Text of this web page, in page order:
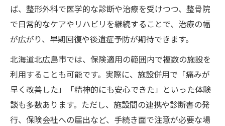
ば、整形外科で医学的な診断や治療を受けつつ、整骨院
で日常的なケアやリハビリを継続することで、治療の幅
が広がり、早期回復や後遺症予防が期待できます。
北海道北広島市では、保険適用の範囲内で複数の施設を
利用することも可能です。実際に、施設併用で「痛みが
早く改善した」「精神的にも安心できた」といった体験
談も多数あります。ただし、施設間の連携や診断書の発
行、保険会社への届出など、手続き面で注意が必要な場